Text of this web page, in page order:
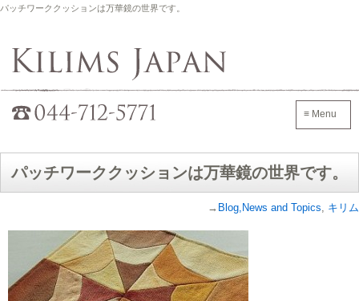
パッチワーククッションは万華鏡の世界です。
≡ Menu
パッチワーククッションは万華鏡の世界です。
→ Blog,News and Topics, キリム